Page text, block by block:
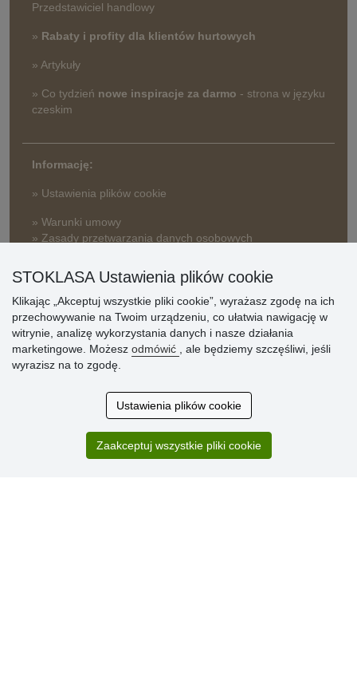
Przedstawiciel handlowy
» Rabaty i profity dla klientów hurtowych
» Artykuły
» Co tydzień nowe inspiracje za darmo - strona w języku
czeskim
Informację:
» Ustawienia plików cookie
» Warunki umowy
» Zasady przetwarzania danych osobowych
» Reklamacje
» Dlaczego należy się zarejestrować?
» Najczęściej zadawane pytania
Zakup przebiegł sprawnie. Jestem
zadowolona. Polecam.
STOKLASA Ustawienia plików cookie
Klikając „Akceptuj wszystkie pliki cookie”, wyrażasz zgodę na ich
przechowywanie na Twoim urządzeniu, co ułatwia nawigację w
witrynie, analizę wykorzystania danych i nasze działania
marketingowe. Możesz odmówić
, ale będziemy szczęśliwi, jeśli
wyrazisz na to zgodę.
Ustawienia plików cookie
Zaakceptuj wszystkie pliki cookie